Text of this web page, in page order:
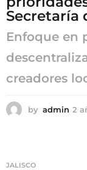
Secretaría
Enfoque en
creadores
by admin 2
JALISCO